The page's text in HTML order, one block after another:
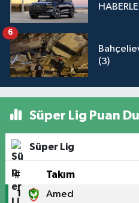
(3)
6
Süper Lig Puan
Süper Lig
# Takım
1 Amed